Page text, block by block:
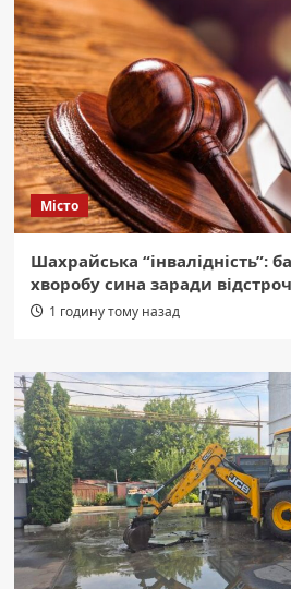
Місто
Шахрайська “інвалідність”:
хворобу сина заради
1 годину тому назад